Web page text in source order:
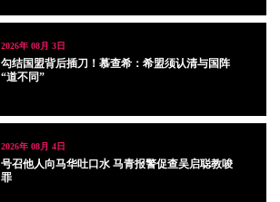
2026年 08月 3日
勾结国盟背后插刀！慕查希：希盟须认清与国阵
“道不同”
2026年 08月 4日
号召他人向马华吐口水 马青报警促查吴启聪教唆
罪